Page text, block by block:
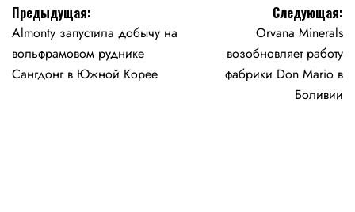
Навигация
по
записям
Предыдущая:
Almonty запустила добычу на
вольфрамовом руднике
Сангдонг в Южной Корее
Следующая:
Orvana Minerals
возобновляет работу
фабрики Don Mario в
Боливии